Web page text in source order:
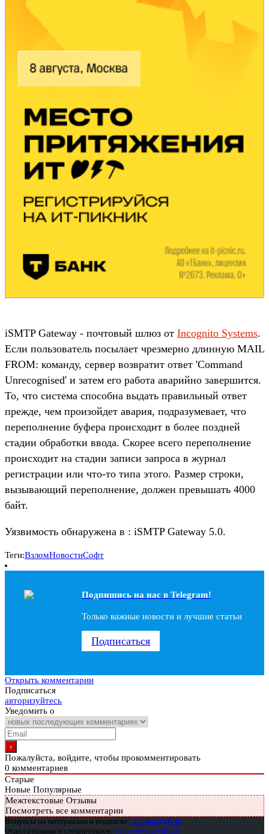
iSMTP Gateway - почтовый шлюз от Incognito Systems.
Если пользователь посылает чрезмерно длинную MAIL
FROM: команду, сервер возвратит ответ 'Command
Unrecognised' и затем его работа аварийно завершится.
То, что система способна выдать правильный ответ
прежде, чем произойдет авария, подразумевает, что
переполнение буфера происходит в более поздней
стадии обработки ввода. Скорее всего переполнение
происходит на стадии записи запроса в журнал
регистрации или что-то типа этого. Размер строки,
вызывающий переполнение, должен превышать 4000
байт.
Уязвимость обнаружена в : iSMTP Gateway 5.0.
Теги:ВзломНовостиСофт
Подпишись на наc в Telegram!
Только важные новости и лучшие статьи
Подписаться
Открыть комментарии
Подписаться
авторизуйтесь
Уведомить о
Пожалуйста, войдите, чтобы прокомментировать
0 комментариев
Старые
Новые Популярные
Межтекстовые Отзывы
Посмотреть все комментарии
Вопросы по материалам и подписке: support@glc.ru
Отдел рекламы и спецпроектов: yakovleva.a@glc.ru